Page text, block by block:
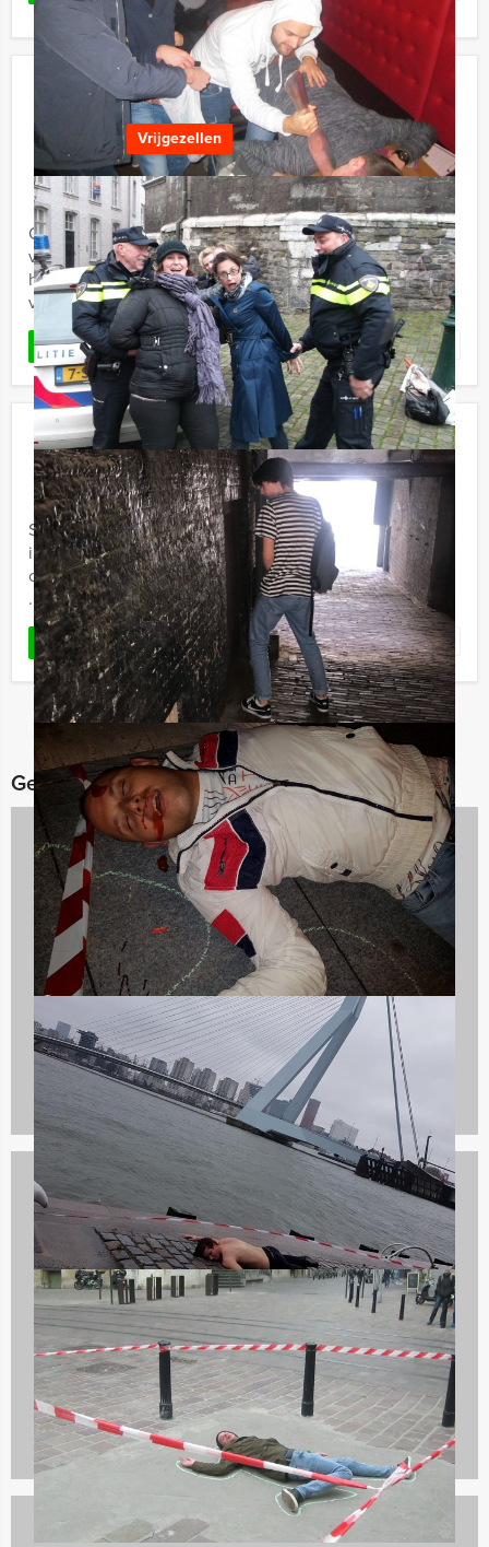
The Candyman vrijgezellenfeest in
Utrecht
Vrijgezellen
Vanaf€ 22,50 p.p. excl. BTW
Vanaf 12 personen ‐ 3 uur
Op avontuur in Utrecht met superster The Candyman
van Domstad Evenementen. Hij steelt de show met
hilarische optredens en wint ieders hart met zijn
verschijning.
LEES MEER Favoriet
Ticket to the City – Tablet Citygame
Vanaf€ 27,50 p.p. excl. BTW
Vanaf 12 personen ‐ 2 uur en 30 minuten
Stap in de wereld van stoom, strategie en stations in dit
interactieve stadsspel! Ticket to the City is dé tablet
citygame waarin jij en je team de strijd aangaan om het
...
LEES MEER Favoriet
Gerelateerde categorieën
Avondarrangementen
46 uitjes
Flikken Utrecht
3 uitjes